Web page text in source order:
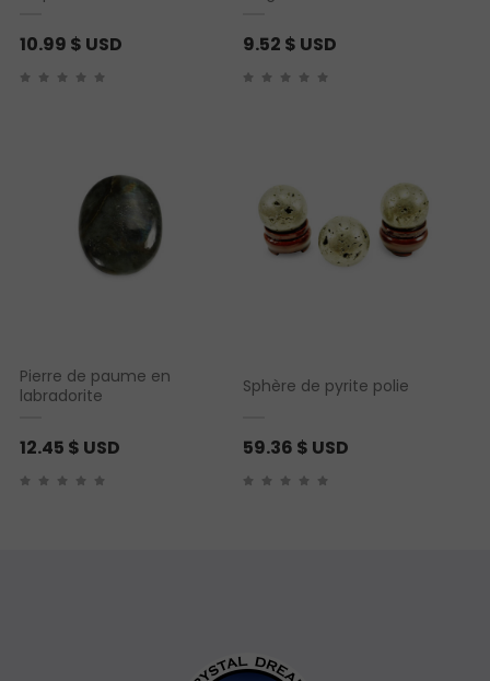
10.99 $ USD 9.52 $ USD
Pierre de paume en
labradorite
12.45 $ USD
Sphère de pyrite polie
59.36 $ USD